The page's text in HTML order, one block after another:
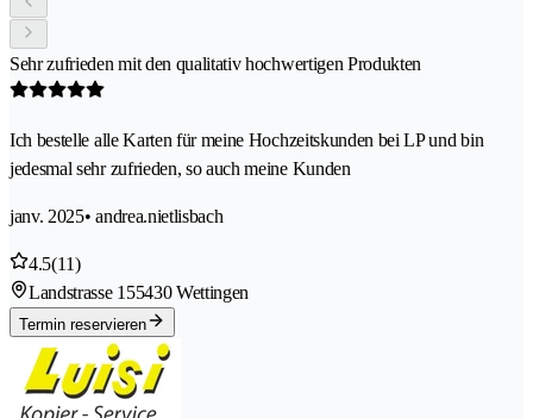
Sehr zufrieden mit den qualitativ hochwertigen Produkten
Ich bestelle alle Karten für meine Hochzeitskunden bei LP und bin
jedesmal sehr zufrieden, so auch meine Kunden
janv. 2025• andrea.nietlisbach
4.5(11)
Landstrasse 155430 Wettingen
Termin reservieren